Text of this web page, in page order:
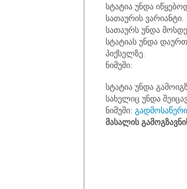
სტატია უნდა
სათაურის ვარიანტი.
სათაურს უნდა
სტატიას უნდა
პიქსელზე.
ნიმუში:
სტატია უნდა
სახელიც უნდა
ნიმუში:
მასალის